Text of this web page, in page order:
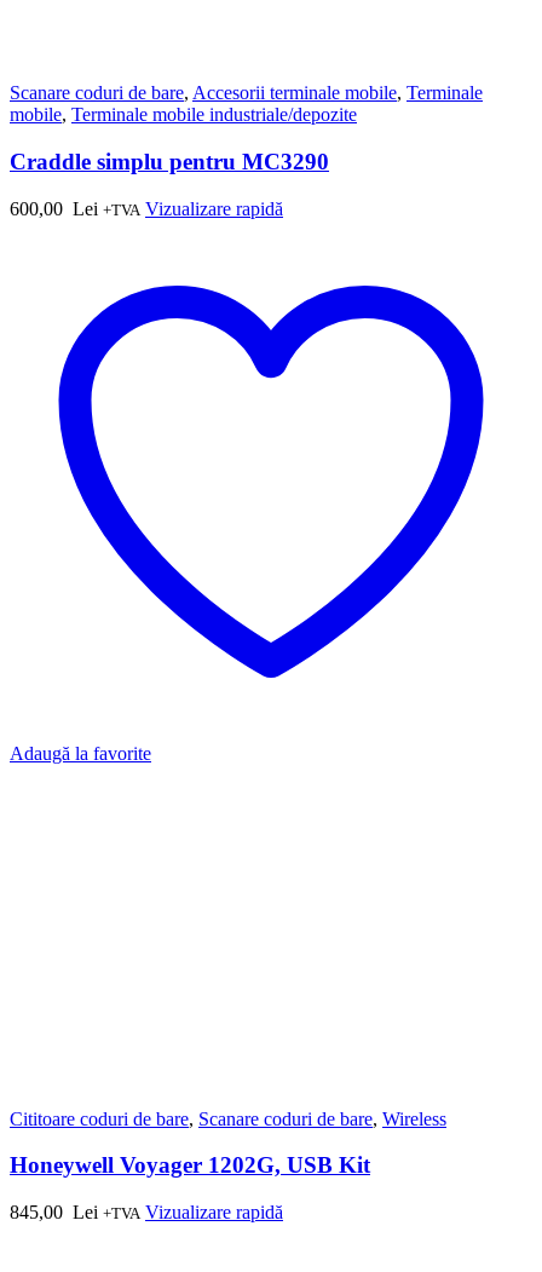
Scanare coduri de bare, Accesorii terminale mobile, Terminale
mobile, Terminale mobile industriale/depozite
Craddle simplu pentru MC3290
600,00 Lei +TVA Vizualizare rapidă
Adaugă la favorite
Cititoare coduri de bare, Scanare coduri de bare, Wireless
Honeywell Voyager 1202G, USB Kit
845,00 Lei +TVA Vizualizare rapidă